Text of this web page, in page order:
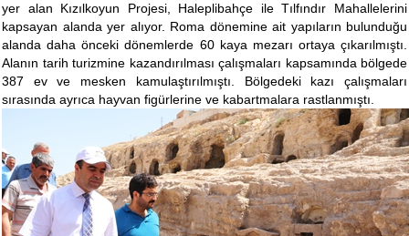
yer alan Kızılkoyun Projesi, Haleplibahçe ile Tılfındır Mahallelerini
kapsayan alanda yer alıyor. Roma dönemine ait yapıların bulunduğu
alanda daha önceki dönemlerde 60 kaya mezarı ortaya çıkarılmıştı.
Alanın tarih turizmine kazandırılması çalışmaları kapsamında bölgede
387 ev ve mesken kamulaştırılmıştı. Bölgedeki kazı çalışmaları
sırasında ayrıca hayvan figürlerine ve kabartmalara rastlanmıştı.